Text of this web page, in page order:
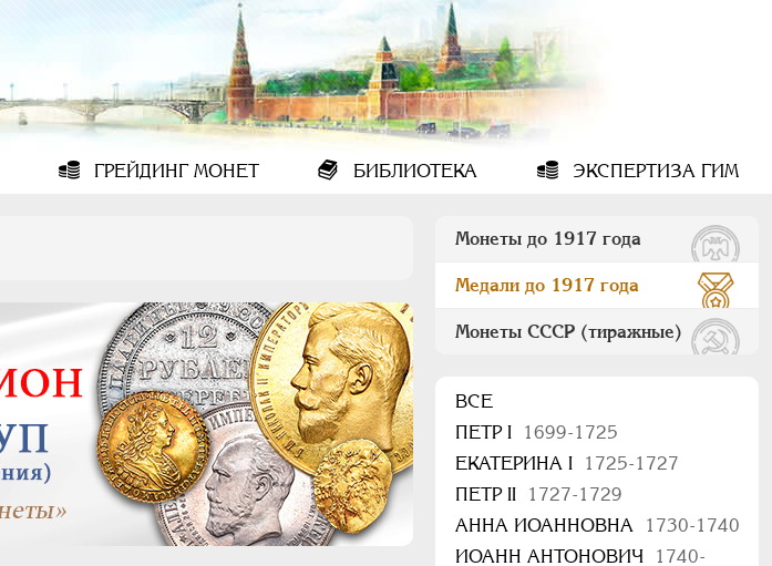
ГРЕЙДИНГМОНЕТ БИБЛИОТЕКА ЭКСПЕРТИЗА ГИМ
Монеты до 1917 года
Медали до 1917 года
Монеты СССР (тиражные)
ВСЕ
ПEТР I
1699-1725
ЕКАТЕРИНА I
1725-1727
ПЕТР II
1727-1729
АННА ИОАННОВНА
1730-1740
ИОАНН АНТОНОВИЧ
1740-